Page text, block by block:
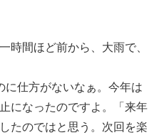
時間ほど前から、大雨で、
に仕方がないなぁ。今年は
になったのですよ。「来年
たのではと思う。次回を楽